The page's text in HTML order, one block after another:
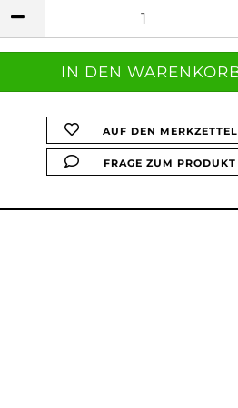
AUF DEN MERKZETTEL
FRAGE ZUM PRODUKT